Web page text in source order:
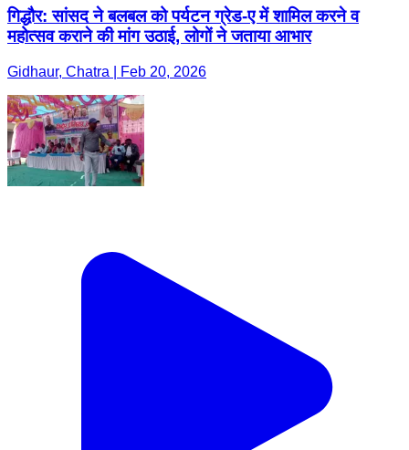
गिद्धौर: सांसद ने बलबल को पर्यटन ग्रेड-ए में शामिल करने व
महोत्सव कराने की मांग उठाई, लोगों ने जताया आभार
Gidhaur, Chatra | Feb 20, 2026